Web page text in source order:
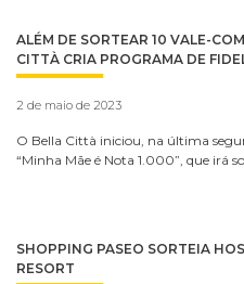
ALÉM DE SORTEAR 10 VALE-
CITTÀ CRIA PROGRAMA DE
2 de maio de 2023
O Bella Città iniciou, na última
“Minha Mãe é Nota 1.000”, que irá
SHOPPING PASEO SORTEIA
RESORT